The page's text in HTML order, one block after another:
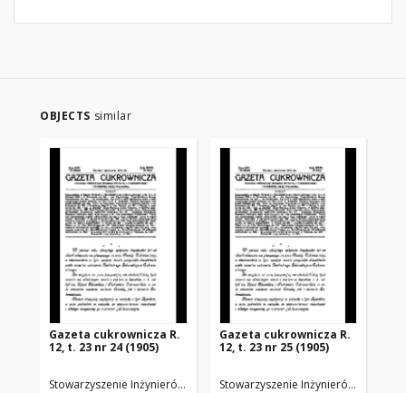
OBJECTS similar
Gazeta cukrownicza R.
12, t. 23 nr 24 (1905)
Stowarzyszenie Inżynierów i Techników Przemysłu Rolnego i
Gazeta cukrownicza R.
12, t. 23 nr 25 (1905)
Stowarzyszenie Inżynierów i